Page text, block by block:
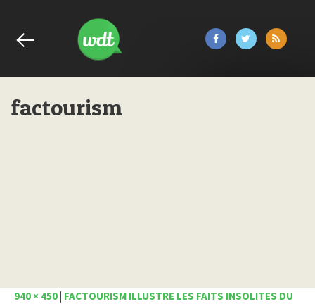
factourism
940 × 450| FACTOURISM ILLUSTRE LES FAITS INSOLITES DU